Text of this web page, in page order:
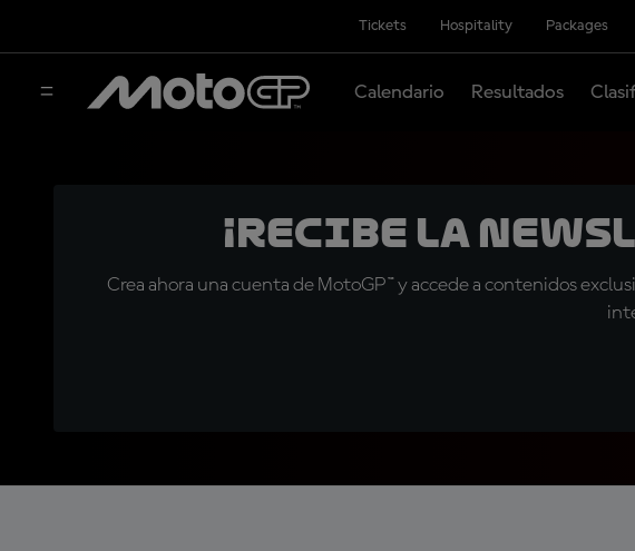
Tickets Hospitality Packages
Calendario Resultados
¡Recibe la
Crea ahora una cuenta de MotoGP™ y accede a contenidos